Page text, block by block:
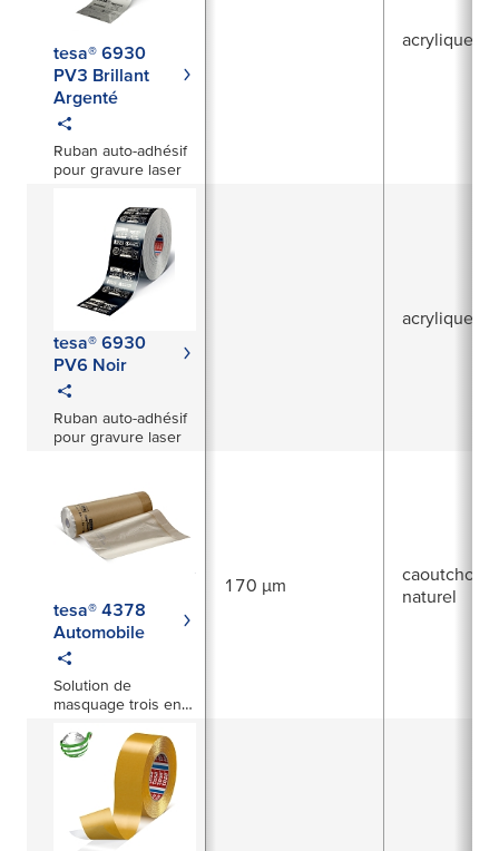
tesa® 6930
PV3 Brillant
Argenté
Ruban auto-adhésif
pour gravure laser
acrylique
tesa® 6930
PV6 Noir
Ruban auto-adhésif
pour gravure laser
acrylique
tesa® 4378
Automobile
Solution de
masquage trois en
convenant aux
surfaces étendues
170 µm
caoutchouc
naturel